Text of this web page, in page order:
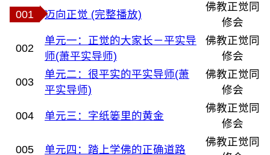
001 迈向正觉 (完整播放)
佛教正觉同
修会
002
单元一：正觉的大家长－平实导
师(萧平实导师)
佛教正觉同
修会
003
单元二：很平实的平实导师(萧
平实导师)
佛教正觉同
修会
004 单元三：字纸篓里的黄金
佛教正觉同
修会
005 单元四：踏上学佛的正确道路
佛教正觉同